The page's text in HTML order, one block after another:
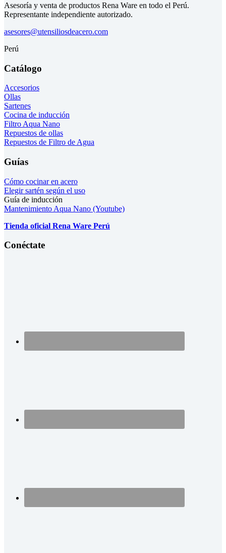
Asesoría y venta de productos Rena Ware en todo el Perú.
Representante independiente autorizado.
asesores@utensiliosdeacero.com
Perú
Catálogo
Accesorios
Ollas
Sartenes
Cocina de inducción
Filtro Aqua Nano
Repuestos de ollas
Repuestos de Filtro de Agua
Guías
Cómo cocinar en acero
Elegir sartén según el uso
Guía de inducción
Mantenimiento Aqua Nano (Youtube)
Tienda oficial Rena Ware Perú
Conéctate